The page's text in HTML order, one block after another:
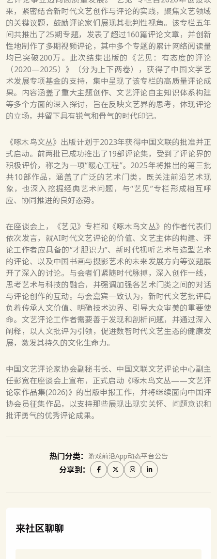
来，紧密结合新时代文艺创作与评论的实践，聚焦文艺领域
的关键议题，鼓励评论家们展现其批判性视角。该专栏五年
间共推出了25期专题，发表了超过160篇评论文章，并创新
性地制作了多期视频评论，其中多个专题的累计网络阅读量
均已突破200万。此次结集出版的《艺见：有态度的评论
（2020—2025）》（分为上下两卷），获得了中国文学艺
术发展专项基金的支持，集中呈现了该专栏的高质量评论成
果。内容涵盖了重大主题创作、文艺评论自主知识体系构建
等多个方面的深入探讨，旨在反映文艺界的思考，体现评论
的立场，并留下具有锐气和骨气的时代印记。
《啄木鸟文丛》出版计划于2023年获得中国文联的批准并正
式启动。前两批已成功推出了19部评论集，受到了评论界的
积极评价，称之为一项“暖心工程”。2025年将推出的第三批
共10部作品，涵盖了广泛的艺术门类，既关注前沿艺术现
象，也深入挖掘经典艺术问题，与“艺见”专栏形成相互呼
应、协同推进的良好态势。
在座谈会上，《艺见》专栏和《啄木鸟文丛》的作者代表们
依次发言，就AI时代文艺评论的价值、文艺主体的构建、评
论工作者应具备的“才胆识力”、新时代视听艺术与造型艺术
的评论、以及中国书画与摄影艺术的未来发展方向等议题展
开了深入的讨论。与会者们紧随时代脉搏，深入创作一线，
思考艺术与科技的融合，并强调加强各艺术门类之间的对话
与评论创作的互动。与会嘉宾一致认为，新时代文艺批评肩
负着传承人文价值、明确技术边界、引导大众审美的重要使
命。文艺评论工作者需要善于发现和剖析问题，并通过深入
阐释，以人文批评为引领，促进数智时代文艺生态的健康发
展，激发其持久的文化生命力。
中国文艺评论家协会副秘书长、中国文联文艺评论中心副主
任彭宽在座谈会上宣布，正式启动《啄木鸟文丛——文艺评
论家作品集(2026)》的出版申报工作，并将继续面向中国评
协会员征集作品，以支持那些展现出现实关怀、问题意识和
批评勇气的优秀评论成果。
热门分类： 游戏前沿App动态平台公告
分享到：
来社区聊聊